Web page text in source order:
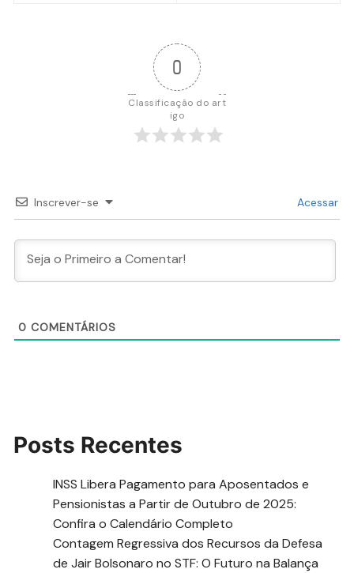
0
Classificação do art
igo
Inscrever-se Acessar
0 COMENTÁRIOS
Posts Recentes
INSS Libera Pagamento para Aposentados e
Pensionistas a Partir de Outubro de 2025:
Confira o Calendário Completo
Contagem Regressiva dos Recursos da Defesa
de Jair Bolsonaro no STF: O Futuro na Balança